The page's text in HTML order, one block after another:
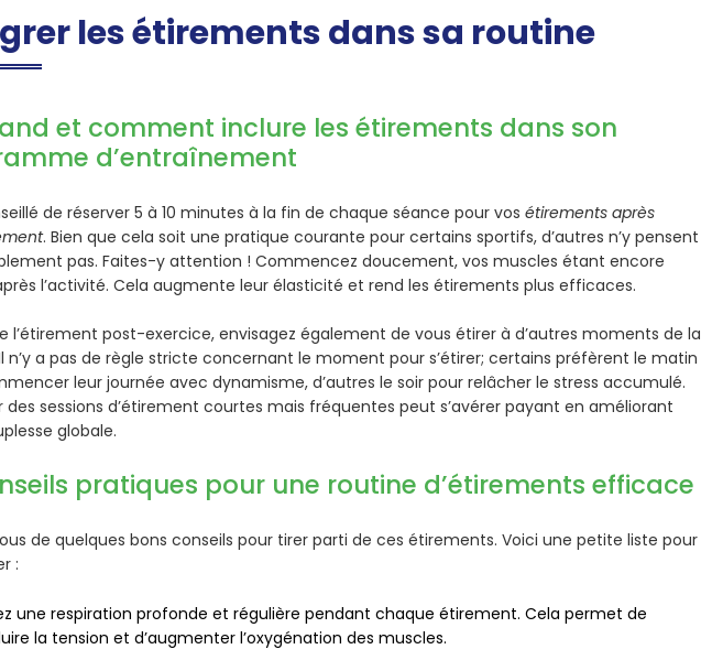
les étirements dans sa routine
et comment inclure les étirements dans son
d’entraînement
de réserver 5 à 10 minutes à la fin de chaque séance pour vosétirements après
. Bien que cela soit une pratique courante pour certains sportifs, d’autres n’y pensent
pas. Faites-y attention ! Commencez doucement, vos muscles étant encore
l’activité. Cela augmente leur élasticité et rend les étirements plus efficaces.
l’étirement post-exercice, envisagez également de vous étirer à d’autres moments de la
n’y a pas de règle stricte concernant le moment pour s’étirer; certains préfèrent le matin
leur journée avec dynamisme, d’autres le soir pour relâcher le stress accumulé.
des sessions d’étirement courtes mais fréquentes peut s’avérer payant en améliorant
globale.
pratiques pour une routine d’étirements efficace
de quelques bons conseils pour tirer parti de ces étirements. Voici une petite liste pour
:
une respiration profonde et régulière pendant chaque étirement. Cela permet de
la tension et d’augmenter l’oxygénation des muscles.